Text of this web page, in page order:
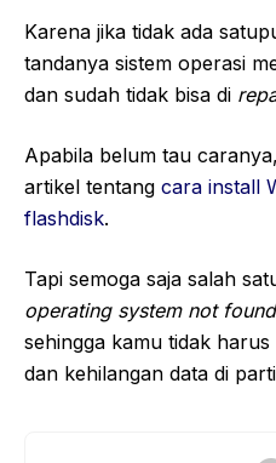
Karena jika tidak ada
tandanya sistem operasi
dan sudah tidak bisa di
Apabila belum tau
artikel tentang cara install
flashdisk.
Tapi semoga saja salah
operating system not found
sehingga kamu tidak
dan kehilangan data di